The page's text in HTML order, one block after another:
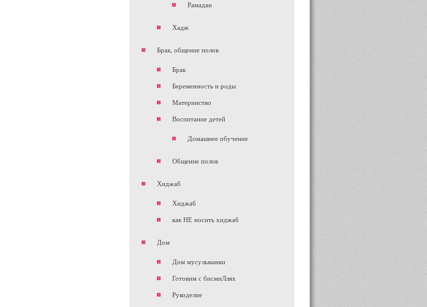
Рамадан
Хадж
Брак, общение полов
Брак
Беременность и роды
Материнство
Воспитание детей
Домашнее обучение
Общение полов
Хиджаб
Хиджаб
как НЕ носить хиджаб
Дом
Дом мусульманки
Готовим с бисмиЛлях
Рукоделие